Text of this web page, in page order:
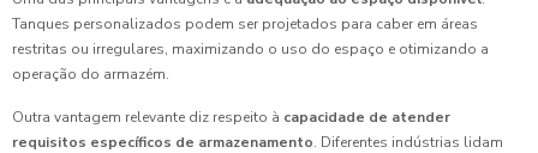
Tanques personalizados podem ser projetados para caber em áreas
restritas ou irregulares, maximizando o uso do espaço e otimizando a
operação do armazém.
Outra vantagem relevante diz respeito à capacidade de atender
requisitos específicos de armazenamento. Diferentes indústrias lidam